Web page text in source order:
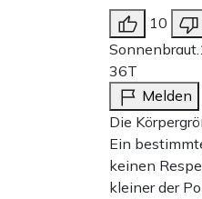
10
36T
Melden
Die
Ein
keinen
kleiner der